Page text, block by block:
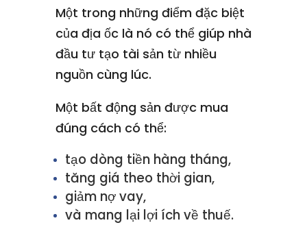
Một trong những điểm đặc biệt
của địa ốc là nó có thể giúp nhà
đầu tư tạo tài sản từ nhiều
nguồn cùng lúc.
Một bất động sản được mua
đúng cách có thể:
tạo dòng tiền hàng tháng,
tăng giá theo thời gian,
giảm nợ vay,
và mang lại lợi ích về thuế.